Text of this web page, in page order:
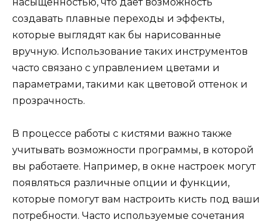
создавать плавные переходы и эффекты,
которые выглядят как бы нарисованные
вручную. Использование таких инструментов
часто связано с управлением цветами и
параметрами, такими как цветовой оттенок и
прозрачность.
В процессе работы с кистями важно также
учитывать возможности программы, в которой
вы работаете. Например, в окне настроек могут
появляться различные опции и функции,
которые помогут вам настроить кисть под ваши
потребности. Часто используемые сочетания